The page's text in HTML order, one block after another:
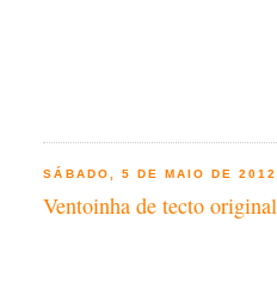
SÁBADO, 5 DE MAIO DE 2012
Ventoinha de tecto original